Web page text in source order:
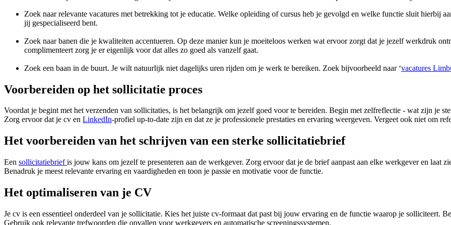
Zoek naar relevante vacatures met betrekking tot je educatie. Welke opleiding of cursus heb je gevolgd en welke functie sluit hierbij
jij gespecialiseerd bent.
Zoek naar banen die je kwaliteiten accentueren. Op deze manier kun je moeiteloos werken wat ervoor zorgt dat je jezelf werkdruk
complimenteert zorg je er eigenlijk voor dat alles zo goed als vanzelf gaat.
Zoek een baan in de buurt. Je wilt natuurlijk niet dagelijks uren rijden om je werk te bereiken. Zoek bijvoorbeeld naar ‘vacatures
Voorbereiden op het sollicitatie proces
Voordat je begint met het verzenden van sollicitaties, is het belangrijk om jezelf goed voor te bereiden. Begin met zelfreflectie - wat zijn je
Zorg ervoor dat je cv en LinkedIn-profiel up-to-date zijn en dat ze je professionele prestaties en ervaring weergeven. Vergeet ook niet om
Het voorbereiden van het schrijven van een sterke sollicitatiebrief
Een sollicitatiebriefis jouw kans om jezelf te presenteren aan de werkgever. Zorg ervoor dat je de brief aanpast aan elke werkgever en laat
Benadruk je meest relevante ervaring en vaardigheden en toon je passie en motivatie voor de functie.
Het optimaliseren van je CV
Je cv is een essentieel onderdeel van je sollicitatie. Kies het juiste cv-formaat dat past bij jouw ervaring en de functie waarop je solliciteert.
Gebruik ook relevante trefwoorden die opvallen voor werkgevers en automatische screeningssystemen.